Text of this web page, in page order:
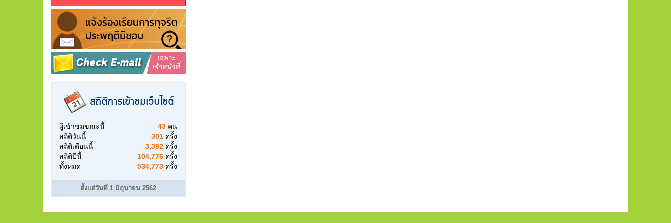
สถิติการเข้าชมเว็บไซต์
ผู้เข้าชมขณะนี้ 43 คน
สถิติวันนี้
301 ครั้ง
สถิติเดือนนี้
3,392 ครั้ง
สถิติปีนี้
104,776 ครั้ง
ทั้งหมด
534,773 ครั้ง
ตั้งแต่วันที่ 1 มิถุนายน 2562